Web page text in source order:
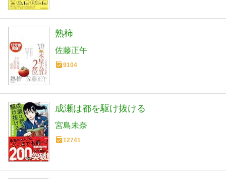
熟柿
佐藤正午
9104
成瀬は都を駆け抜ける
宮島未奈
12741